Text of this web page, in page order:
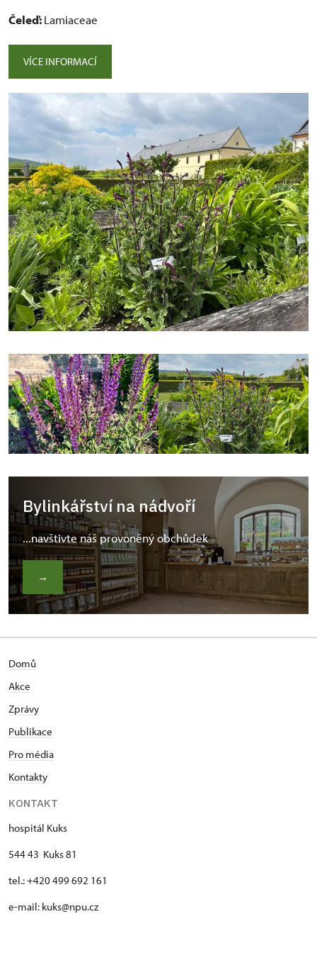
Čeleď:Lamiaceae
VÍCE INFORMACÍ
Bylinkářství na nádvoří
...navštivte náš provoněný obchůdek
→
Domů
Akce
Zprávy
Publikace
Pro média
Kontakty
KONTAKT
hospitál Kuks
544 43 Kuks 81
tel.: +420 499 692 161
e-mail: kuks@npu.cz